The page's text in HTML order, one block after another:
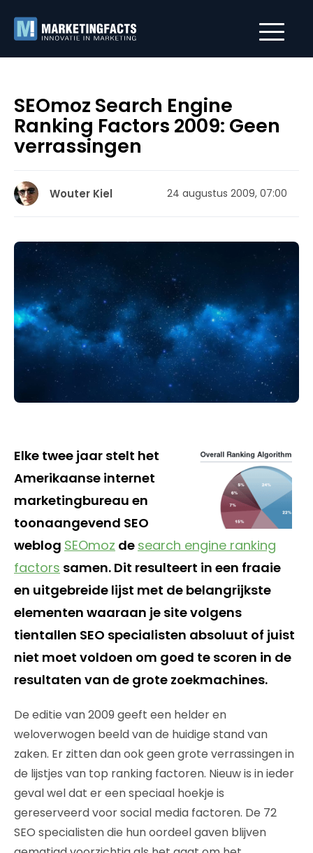
SEOmoz Search Engine
Ranking Factors 2009: Geen
verrassingen
Wouter Kiel 24 augustus 2009, 07:00
Elke twee jaar stelt het
Amerikaanse internet
marketingbureau en
toonaangevend SEO
weblog SEOmoz de search engine ranking
factors samen. Dit resulteert in een fraaie
en uitgebreide lijst met de belangrijkste
elementen waaraan je site volgens
tientallen SEO specialisten absoluut of juist
niet moet voldoen om goed te scoren in de
resultaten van de grote zoekmachines.
De editie van 2009 geeft een helder en
weloverwogen beeld van de huidige stand van
zaken. Er zitten dan ook geen grote verrassingen in
de lijstjes van top ranking factoren. Nieuw is in ieder
geval wel dat er een speciaal hoekje is
gereserveerd voor social media factoren. De 72
SEO specialisten die hun oordeel gaven blijven